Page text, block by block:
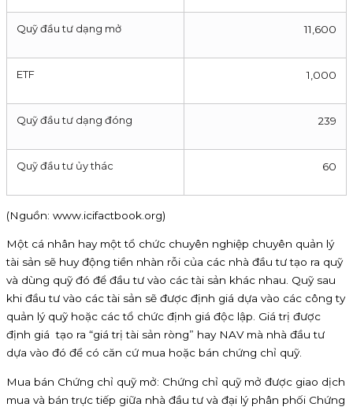
Quỹ đầu tư dạng mở 11,600
ETF 1,000
Quỹ đầu tư dạng đóng 239
Quỹ đầu tư ủy thác 60
(Nguồn: www.icifactbook.org)
Một cá nhân hay một tổ chức chuyên nghiệp chuyên quản lý
tài sản sẽ huy động tiền nhàn rỗi của các nhà đầu tư tạo ra quỹ
và dùng quỹ đó để đầu tư vào các tài sản khác nhau. Quỹ sau
khi đầu tư vào các tài sản sẽ được định giá dựa vào các công ty
quản lý quỹ hoặc các tổ chức định giá độc lập. Giá trị được
định giá tạo ra “giá trị tài sản ròng” hay NAV mà nhà đầu tư
dựa vào đó để có căn cứ mua hoặc bán chứng chỉ quỹ.
Mua bán Chứng chỉ quỹ mở: Chứng chỉ quỹ mở được giao dịch
mua và bán trực tiếp giữa nhà đầu tư và đại lý phân phối Chứng